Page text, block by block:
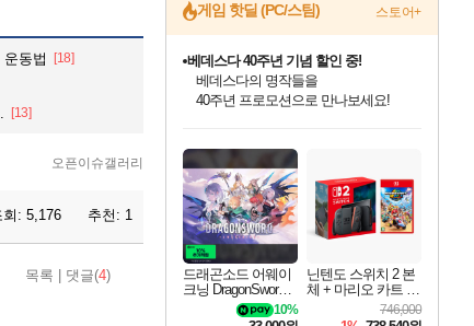
동법 [18]
[13]
오픈이슈갤러리
회: 5,176 추천: 1
목록 댓글(4)
게임 핫딜 (PC/스팀) 스토어+
최대 90% 할인가를 만나보세요!
네이버혜택과 함께 만나보세요!
50%할인&추가 적립까지!
이니&베니 혜택까지!
네이버 혜택가와 함께 예약하세요!
할인&네이버혜택으로 만나보세요!
네이버페이 혜택과 만나보세요!
베데스다 40주년 기념 할인 중!
베데스다의 명작들을
40주년 프로모션으로 만나보세요!
네이버 포인트 혜택까지!
할인가에 만나보세요!
일부 에디션 상시 할인!
혜택으로 예약 판매 중
편안하게 충전하세요
드래곤소드 어웨이
크닝 DragonSword A
10%
닌텐도 스위치 2 본
체 + 마리오 카트 월
746,000